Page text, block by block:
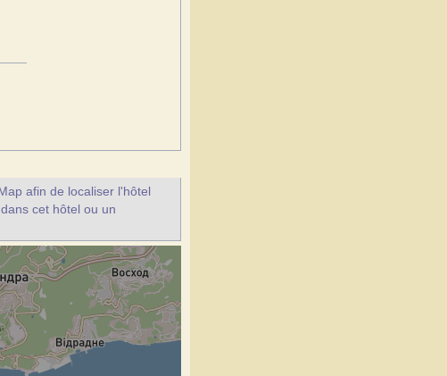
afin de localiser l'hôtel
cet hôtel ou un